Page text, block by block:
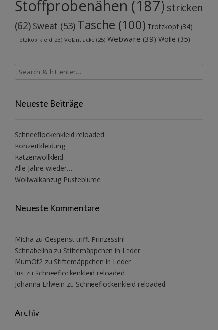
Stoffprobenähen (187) stricken
(62) Sweat (53) Tasche (100) Trotzkopf(34)
Trotzkopfkleid (23) Volantjacke (25) Webware (39) Wolle (35)
Neueste Beiträge
Schneeflockenkleid reloaded
Konzertkleidung
Katzenwollkleid
Alle Jahre wieder…
Wollwalkanzug Pusteblume
Neueste Kommentare
Micha zu Gespenst trifft Prinzessin!
Schnabelina zu Stiftemäppchen in Leder
MumOf2 zu Stiftemäppchen in Leder
Iris zu Schneeflockenkleid reloaded
Johanna Erlwein zu Schneeflockenkleid reloaded
Archiv